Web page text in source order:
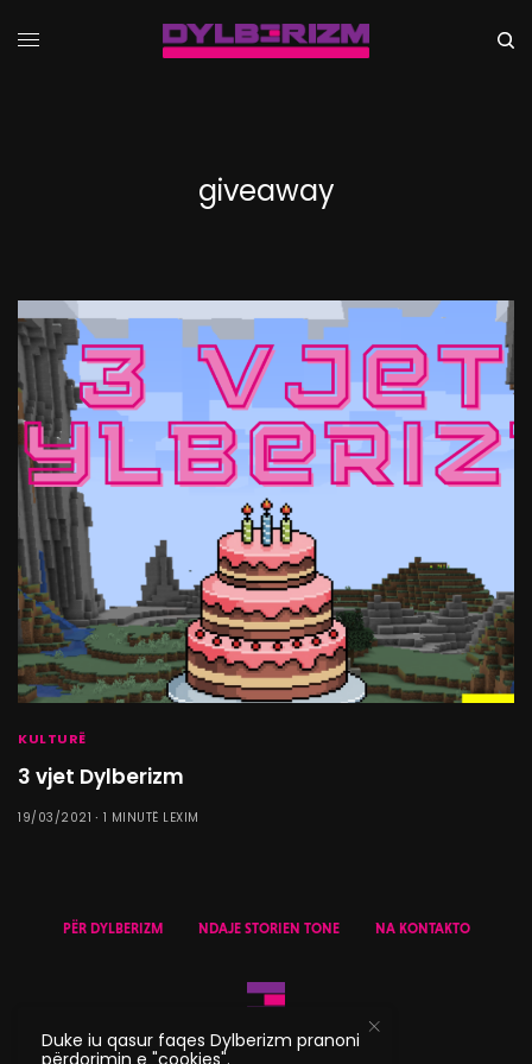
giveaway
KULTURË
3 vjet Dylberizm
19/03/2021 1 MINUTË LEXIM
PËR DYLBERIZM NDAJE STORIEN TONE NA KONTAKTO
Duke iu qasur faqes Dylberizm pranoni
përdorimin e "cookies".